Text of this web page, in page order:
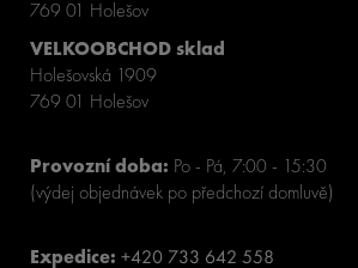
769 01 Holešov
VELKOOBCHOD sklad
Holešovská 1909
769 01 Holešov
Provozní doba: Po - Pá, 7:00 - 15:30
(výdej objednávek po předchozí domluvě)
Expedice: +420 733 642 558